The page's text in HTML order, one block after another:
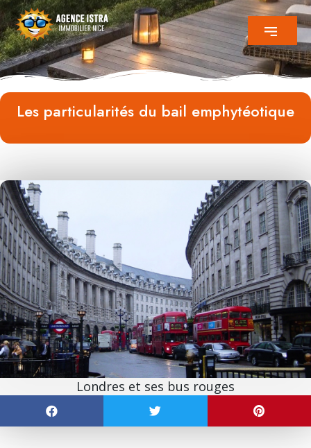
Les particularités du bail emphytéotique
Londres et ses bus rouges